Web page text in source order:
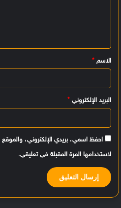
ي
ق
الاسم *
البريد الإلكتروني *
احفظ اسمي، بريدي الإلكتروني،
لاستخدامها المرة المقبلة في تعليقي.